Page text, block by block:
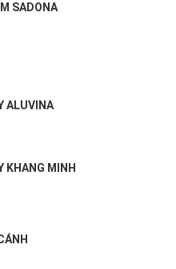
SADONA
ALUVINA
KHANG MINH